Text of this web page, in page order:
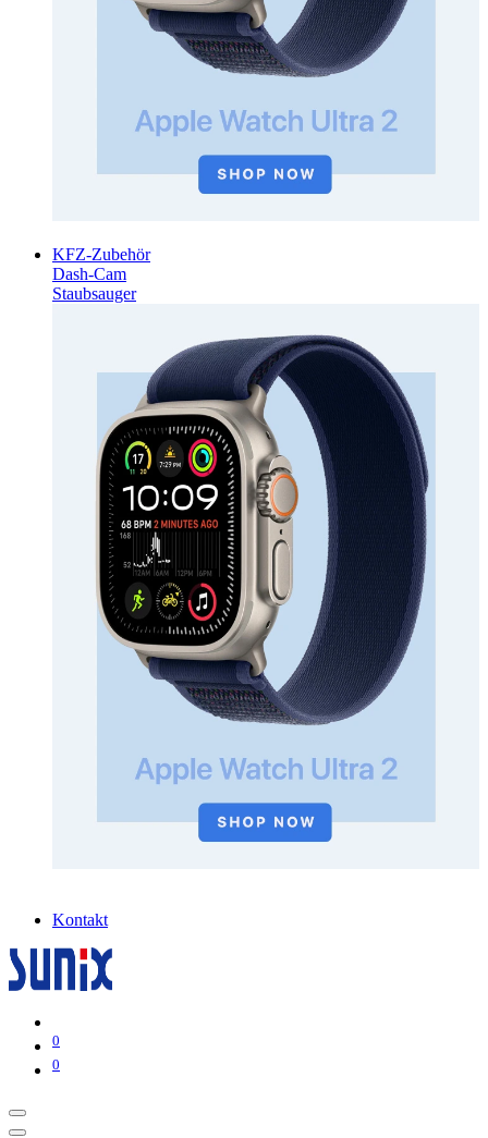
KFZ-Zubehör
Dash-Cam
Staubsauger
Kontakt
0
0